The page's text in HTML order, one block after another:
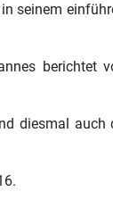
seinem
diesmal